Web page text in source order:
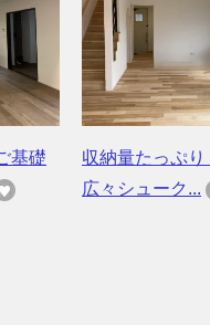
基礎
収納量たっぷり
広々シューク...